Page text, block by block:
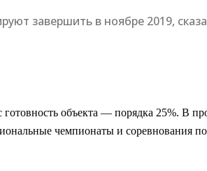
завершить в ноябре 2019,
объекта — порядка 25%. В
чемпионаты и соревнования